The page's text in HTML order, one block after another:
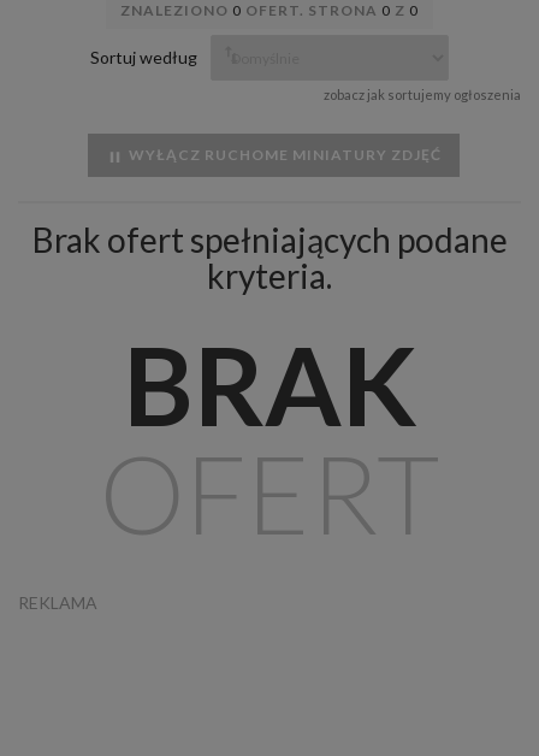
ZNALEZIONO 0 OFERT. STRONA 0 Z 0
Sortuj według
zobacz jak sortujemy ogłoszenia
WYŁĄCZ RUCHOME MINIATURY ZDJĘĆ
Brak ofert spełniających podane
kryteria.
BRAK
OFERT
REKLAMA